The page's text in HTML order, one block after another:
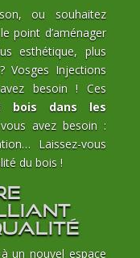
ou souhaitez
point d’aménager
esthétique, plus
Vosges Injections
besoin ! Ces
bois dans les
avez besoin :
Laissez-vous
du bois !
un nouvel espace